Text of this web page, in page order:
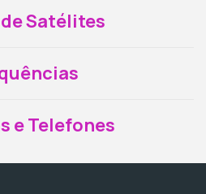
Satélites
e Telefones